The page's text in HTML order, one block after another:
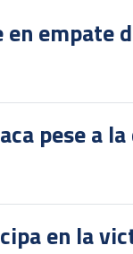
empate
pese a
en la